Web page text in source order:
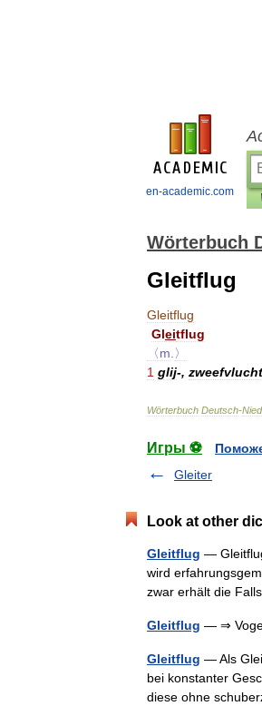
en-academic.com
Wörterbuch
Gleitflug
Gleitflug
Gleitflug
〈m 〉
1 glij-, zweefvlucht
Wörterbuch Deutsch-
Игры ⚽
Gleiter
Look at other
Gleitflug —
wird
zwar erhält die
Gleitflug — ⇒
Gleitflug — Als
bei konstanter
diese ohne